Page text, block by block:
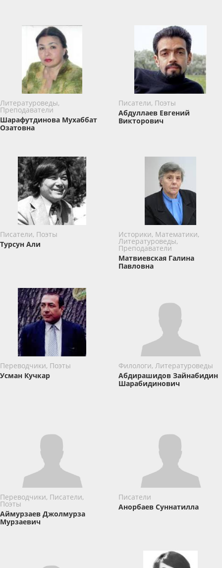
Литературоведы,
Преподаватели
Шарафутдинова Мухаббат
Озатовна
Писатели, Поэты
Абдуллаев Евгений
Викторович
Писатели, Поэты
Турсун Али
Историки, Математики,
Литературоведы,
Преподаватели
Матвиевская Галина
Павловна
Переводчики, Поэты
Усман Кучкар
Филологи, Литературоведы
Абдирашидов Зайнабидин
Шарабидинович
Переводчики, Писатели,
Поэты
Аймурзаев Джолмурза
Мурзаевич
Писатели
Анорбаев Суннатилла